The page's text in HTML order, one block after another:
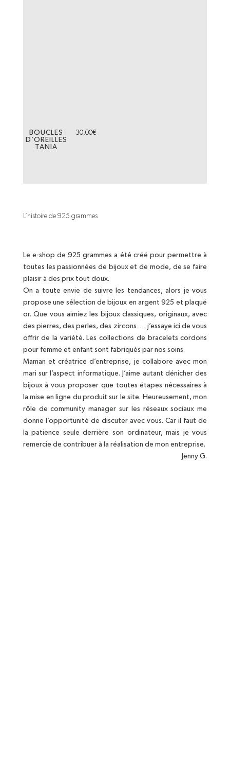
BOUCLES
D’OREILLES
TANIA
30,00€
L’histoire de 925 grammes
Le e-shop de 925 grammes a été créé pour permettre à
toutes les passionnées de bijoux et de mode, de se faire
plaisir à des prix tout doux.
On a toute envie de suivre les tendances, alors je vous
propose une sélection de bijoux en argent 925 et plaqué
or. Que vous aimiez les bijoux classiques, originaux, avec
des pierres, des perles, des zircons…. j’essaye ici de vous
offrir de la variété. Les collections de bracelets cordons
pour femme et enfant sont fabriqués par nos soins.
Maman et créatrice d’entreprise, je collabore avec mon
mari sur l’aspect informatique. J’aime autant dénicher des
bijoux à vous proposer que toutes étapes nécessaires à
la mise en ligne du produit sur le site. Heureusement, mon
rôle de community manager sur les réseaux sociaux me
donne l’opportunité de discuter avec vous. Car il faut de
la patience seule derrière son ordinateur, mais je vous
remercie de contribuer à la réalisation de mon entreprise.
Jenny G.